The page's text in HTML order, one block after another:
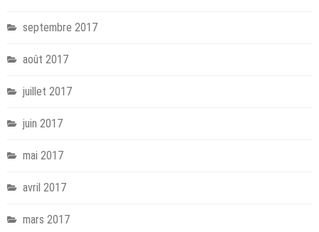
septembre 2017
août 2017
juillet 2017
juin 2017
mai 2017
avril 2017
mars 2017